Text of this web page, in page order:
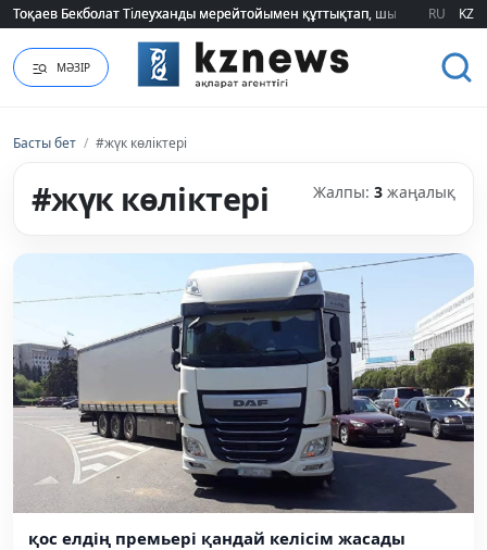
Тоқаев Бекболат Тілеуханды мерейтойымен құттықтап, шығармашылық
Тоқаев Бекболат Тілеуханды мерейтойымен құттықтап, шығармашылық
RU KZ
МӘЗІР
Басты бет / #жүк көліктері
#жүк көліктері Жалпы: 3 жаңалық
қос елдің премьері қандай келісім жасады